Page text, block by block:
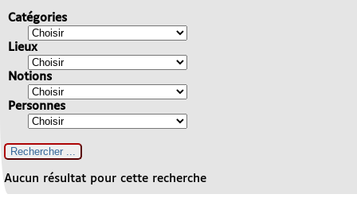
Catégories
Lieux
Notions
Personnes
Aucun résultat pour cette recherche